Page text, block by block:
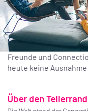
Freunde und
heute keine
Über den Tellerrand